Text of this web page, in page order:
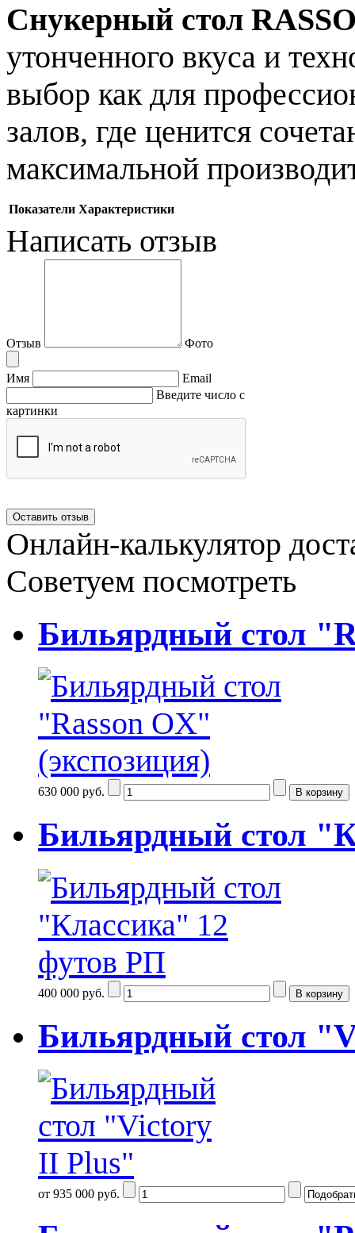
Снукерный стол
утонченного вкуса и
выбор как для
залов, где ценится
максимальной
Показатели Характеристики
Написать отзыв
Отзыв Фото
Имя
Email
Введите число с
картинки
Онлайн-калькулятор
Советуем посмотреть
Бильярдный стол
630 000 руб.
Бильярдный стол
400 000 руб.
Бильярдный стол
от 935 000 руб.